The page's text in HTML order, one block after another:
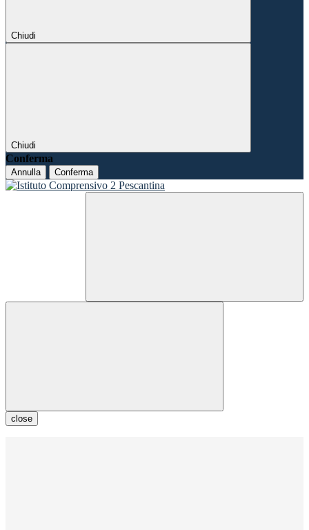
Chiudi
Chiudi
Conferma
Annulla Conferma
close